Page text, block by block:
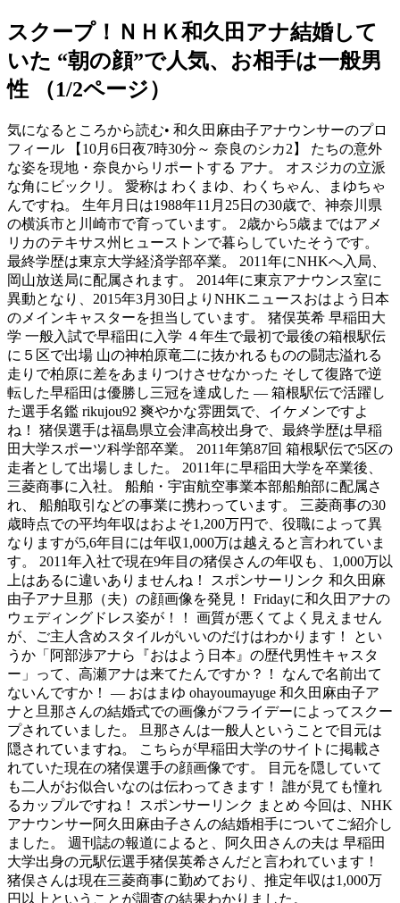
スクープ！ＮＨＫ和久田アナ結婚して
いた “朝の顔”で人気、お相手は一般男
性 （1/2ページ）
気になるところから読む• 和久田麻由子アナウンサーのプロ
フィール 【10月6日夜7時30分～ 奈良のシカ2】 たちの意外
な姿を現地・奈良からリポートする アナ。 オスジカの立派
な角にビックリ。 愛称は わくまゆ、わくちゃん、まゆちゃ
んですね。 生年月日は1988年11月25日の30歳で、神奈川県
の横浜市と川崎市で育っています。 2歳から5歳まではアメ
リカのテキサス州ヒューストンで暮らしていたそうです。
最終学歴は東京大学経済学部卒業。 2011年にNHKへ入局、
岡山放送局に配属されます。 2014年に東京アナウンス室に
異動となり、2015年3月30日よりNHKニュースおはよう日本
のメインキャスターを担当しています。 猪俣英希 早稲田大
学 一般入試で早稲田に入学 ４年生で最初で最後の箱根駅伝
に５区で出場 山の神柏原竜二に抜かれるものの闘志溢れる
走りで柏原に差をあまりつけさせなかった そして復路で逆
転した早稲田は優勝し三冠を達成した — 箱根駅伝で活躍し
た選手名鑑 rikujou92 爽やかな雰囲気で、イケメンですよ
ね！ 猪俣選手は福島県立会津高校出身で、最終学歴は早稲
田大学スポーツ科学部卒業。 2011年第87回 箱根駅伝で5区の
走者として出場しました。 2011年に早稲田大学を卒業後、
三菱商事に入社。 船舶・宇宙航空事業本部船舶部に配属さ
れ、 船舶取引などの事業に携わっています。 三菱商事の30
歳時点での平均年収はおよそ1,200万円で、役職によって異
なりますが5,6年目には年収1,000万は越えると言われていま
す。 2011年入社で現在9年目の猪俣さんの年収も、1,000万以
上はあるに違いありませんね！ スポンサーリンク 和久田麻
由子アナ旦那（夫）の顔画像を発見！ Fridayに和久田アナの
ウェディングドレス姿が！！ 画質が悪くてよく見えません
が、ご主人含めスタイルがいいのだけはわかります！ とい
うか「阿部渉アナら『おはよう日本』の歴代男性キャスタ
ー」って、高瀬アナは来てたんですか？！ なんで名前出て
ないんですか！ — おはまゆ ohayoumayuge 和久田麻由子ア
ナと旦那さんの結婚式での画像がフライデーによってスクー
プされていました。 旦那さんは一般人ということで目元は
隠されていますね。 こちらが早稲田大学のサイトに掲載さ
れていた現在の猪俣選手の顔画像です。 目元を隠していて
も二人がお似合いなのは伝わってきます！ 誰が見ても憧れ
るカップルですね！ スポンサーリンク まとめ 今回は、NHK
アナウンサー阿久田麻由子さんの結婚相手についてご紹介し
ました。 週刊誌の報道によると、阿久田さんの夫は 早稲田
大学出身の元駅伝選手猪俣英希さんだと言われています！
猪俣さんは現在三菱商事に勤めており、推定年収は1,000万
円以上ということが調査の結果わかりました。